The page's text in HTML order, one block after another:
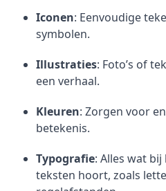
Iconen: Eenvoudige
symbolen.
Illustraties: Foto’s of
een verhaal.
Kleuren: Zorgen voor
betekenis.
Typografie: Alles wat
teksten hoort, zoals